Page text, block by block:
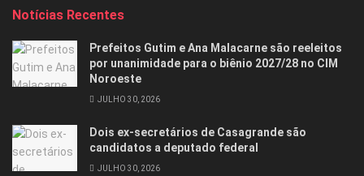
Notícias Recentes
Prefeitos Gutim e Ana Malacarne são reeleitos
por unanimidade para o biênio 2027/28 no CIM
Noroeste
JULHO 30, 2026
Dois ex-secretários de Casagrande são
candidatos a deputado federal
JULHO 30, 2026